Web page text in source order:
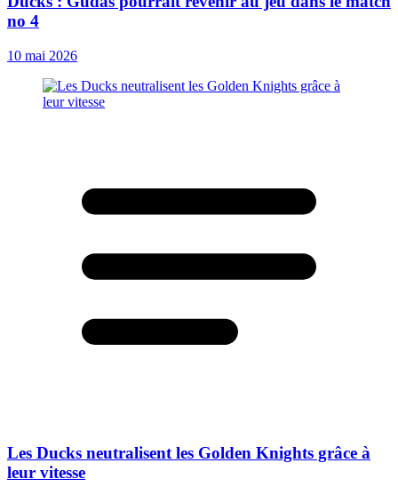
no 4
10 mai 2026
Les Ducks neutralisent les Golden Knights grâce à
leur vitesse